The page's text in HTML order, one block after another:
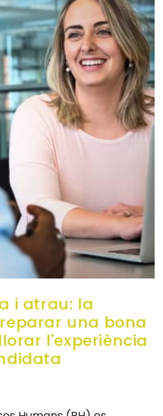
i atrau: la
una bona
l'experiència